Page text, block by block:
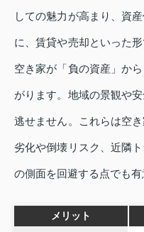
しての魅力が高まり、資
に、賃貸や売却といった
空き家が「負の資産」か
がります。地域の景観や
逃せません。これらは空
劣化や倒壊リスク、近隣
の側面を回避する点でも有
メリット